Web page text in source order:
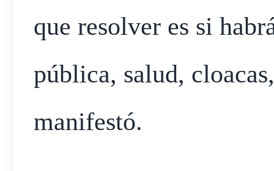
que resolver es si
pública, salud,
manifestó.